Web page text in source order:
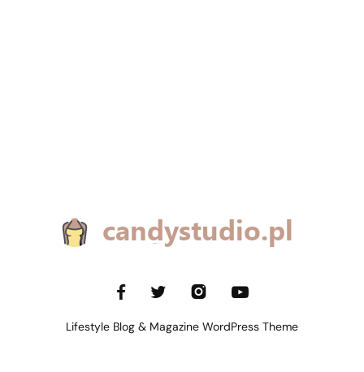
Lifestyle Blog & Magazine WordPress Theme